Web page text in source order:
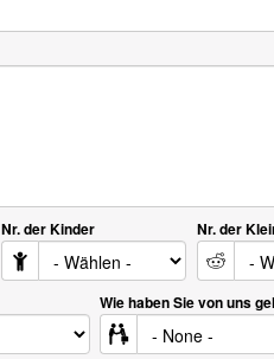
Nr. der Kinder Nr. der
Wie haben Sie von uns